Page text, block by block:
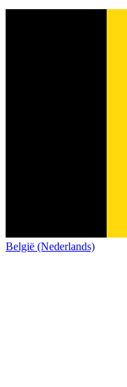
België (Nederlands)